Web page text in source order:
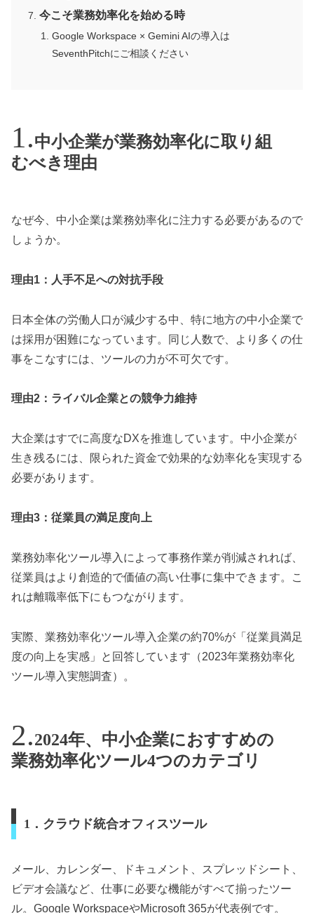
今こそ業務効率化を始める時
Google Workspace × Gemini AIの導入は
SeventhPitchにご相談ください
中小企業が業務効率化に取り組
むべき理由
なぜ今、中小企業は業務効率化に注力する必要があるので
しょうか。
理由1：人手不足への対抗手段
日本全体の労働人口が減少する中、特に地方の中小企業で
は採用が困難になっています。同じ人数で、より多くの仕
事をこなすには、ツールの力が不可欠です。
理由2：ライバル企業との競争力維持
大企業はすでに高度なDXを推進しています。中小企業が
生き残るには、限られた資金で効果的な効率化を実現する
必要があります。
理由3：従業員の満足度向上
業務効率化ツール導入によって事務作業が削減されれば、
従業員はより創造的で価値の高い仕事に集中できます。こ
れは離職率低下にもつながります。
実際、業務効率化ツール導入企業の約70%が「従業員満足
度の向上を実感」と回答しています（2023年業務効率化
ツール導入実態調査）。
2024年、中小企業におすすめの
業務効率化ツール4つのカテゴリ
1．クラウド統合オフィスツール
メール、カレンダー、ドキュメント、スプレッドシート、
ビデオ会議など、仕事に必要な機能がすべて揃ったツー
ル。Google WorkspaceやMicrosoft 365が代表例です。